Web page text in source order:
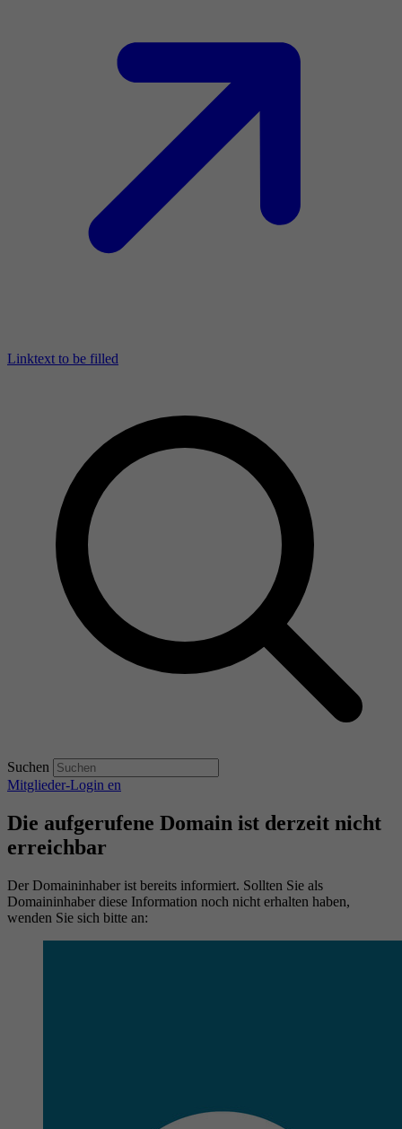
Linktext to be filled
Suchen
Mitglieder-Login en
Die aufgerufene Domain ist derzeit nicht
erreichbar
Der Domaininhaber ist bereits informiert. Sollten Sie als
Domaininhaber diese Information noch nicht erhalten haben,
wenden Sie sich bitte an: